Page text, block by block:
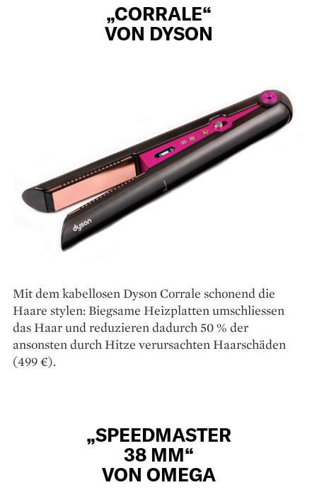
„CORRALE“
VON DYSON
Mit dem kabellosen Dyson Corrale schonend die
Haare stylen: Biegsame Heiz­platten umschliessen
das Haar und reduzieren dadurch 50 % der
ansonsten durch Hitze verursachten Haarschäden
(499 €).
„SPEEDMASTER
38 MM“
VON OMEGA